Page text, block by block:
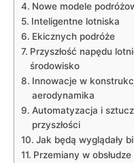
Nowe modele
Inteligentne lotniska
Ekicznych podróże
Przyszłość napędu
środowisko
Innowacje w
aerodynamika
Automatyzacja i
przyszłości
Jak będą wyglądały
Przemiany w